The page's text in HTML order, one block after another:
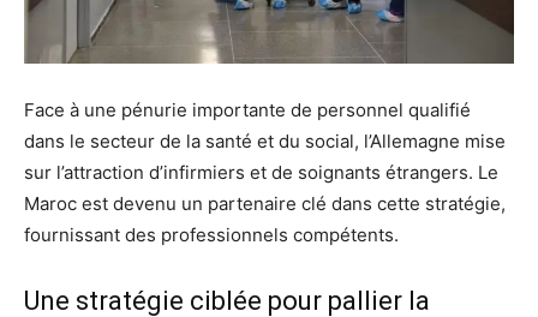
Face à une pénurie importante de personnel qualifié
dans le secteur de la santé et du social, l’Allemagne mise
sur l’attraction d’infirmiers et de soignants étrangers. Le
Maroc est devenu un partenaire clé dans cette stratégie,
fournissant des professionnels compétents.
Une stratégie ciblée pour pallier la